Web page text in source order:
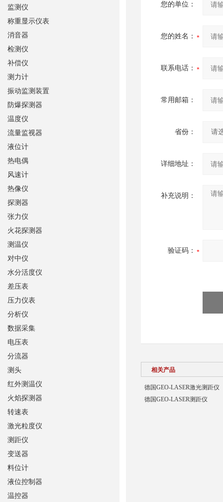
您的单位：
您的姓名：
联系电话：
常用邮箱：
省份：
详细地址：
补充说明：
验证码：
相关产品
德国GEO-LASER激光测距仪
德国GEO-LASER测距仪
监测仪
称重显示仪表
消音器
检测仪
补偿仪
测力计
振动监测装置
防爆探测器
温度仪
流量监视器
液位计
热电偶
风速计
热像仪
探测器
张力仪
火花探测器
测温仪
对中仪
水分活度仪
差压表
压力仪表
分析仪
数据采集
电压表
分流器
测头
红外测温仪
火焰探测器
转速表
激光粒度仪
测距仪
变送器
料位计
液位控制器
温控器